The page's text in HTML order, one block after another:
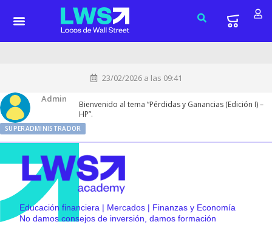
23/02/2026 a las 09:41
Admin
SUPERADMINISTRADOR
Bienvenido al tema “Pérdidas y Ganancias (Edición I) –
HP”.
Educación financiera | Mercados | Finanzas y Economía
No damos consejos de inversión, damos formación